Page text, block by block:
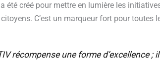
été créé pour mettre en lumière les
C’est un marqueur fort pour toutes
récompense une forme d’excellence